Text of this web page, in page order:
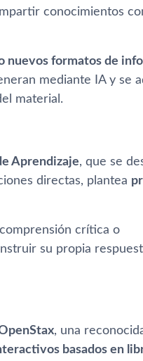
conocimientos
nuevos formatos de
mediante IA y se
material.
Aprendizaje, que se
directas, plantea
crítica o
su propia
, una
basados en